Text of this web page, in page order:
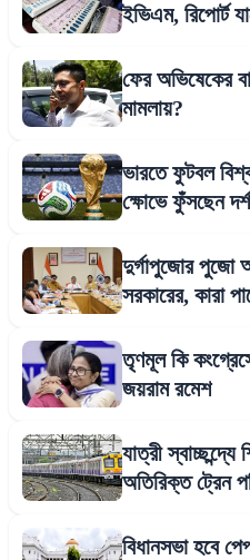
ইভিএম, রিপোর্ট
ফের অভিষেকের
মামলায়?
ভারতে ফুটবল
ক্ষোভে ফুঁসছেন
দুর্গাপুজোর পুজো
সরকারের, কারা
তৃণমূল কি
জয়রাম রমেশ
যাত্রী স্বাচ্ছন্দ্যে
অতিরিক্ত ট্রেন
বিধানসভা হবে